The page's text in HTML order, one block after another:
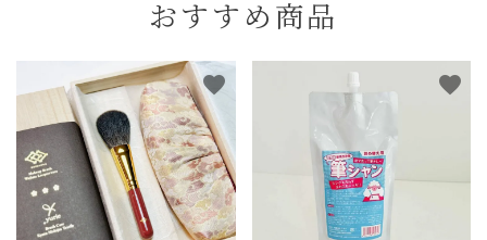
おすすめ商品
favorite favorite